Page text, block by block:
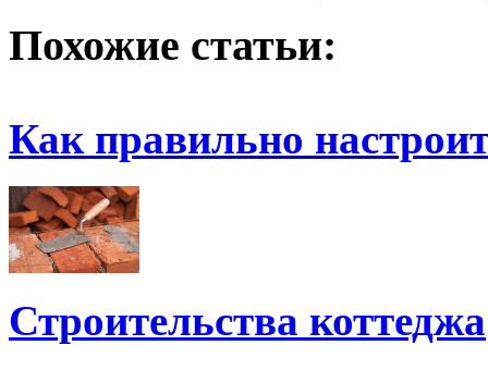
Похожие статьи:
Как правильно
Строительства коттеджа